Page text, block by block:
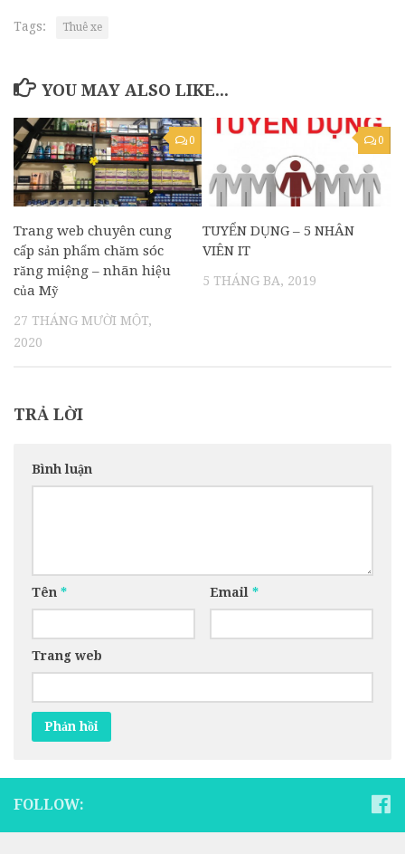
Tags: Thuê xe
YOU MAY ALSO LIKE...
0
Trang web chuyên cung
cấp sản phẩm chăm sóc
răng miệng – nhãn hiệu
của Mỹ
27 THÁNG MƯỜI MỘT,
2020
0
TUYỂN DỤNG – 5 NHÂN
VIÊN IT
5 THÁNG BA, 2019
TRẢ LỜI
Bình luận
Tên * Email *
Trang web
FOLLOW: